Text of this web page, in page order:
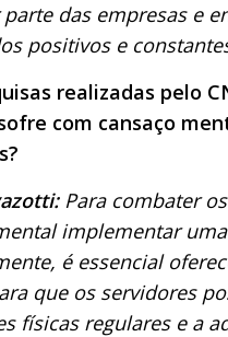
das empresas e
positivos e
realizadas
com cansaço
Para combater
implementar
é essencial
que os servidores
físicas regulares e a